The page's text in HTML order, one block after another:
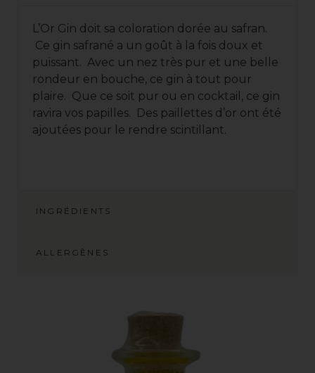
L’Or Gin doit sa coloration dorée au safran.
Ce gin safrané a un goût à la fois doux et
puissant. Avec un nez très pur et une belle
rondeur en bouche, ce gin à tout pour
plaire. Que ce soit pur ou en cocktail, ce gin
ravira vos papilles. Des paillettes d’or ont été
ajoutées pour le rendre scintillant.
INGRÉDIENTS
ALLERGÈNES